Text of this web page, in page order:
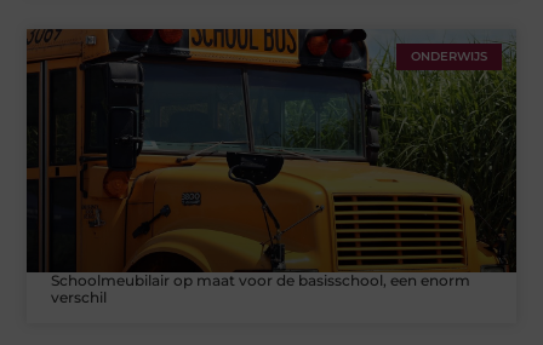
ONDERWIJS
Schoolmeubilair op maat voor de basisschool, een enorm
verschil